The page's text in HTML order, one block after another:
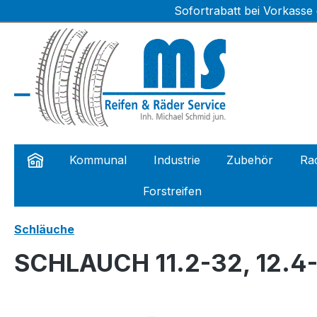
Zur Hauptnavigation springenSofortrabatt bei
Kommunal Industrie Zubehör
Forstreifen
Schläuche
SCHLAUCH 11.2-32,